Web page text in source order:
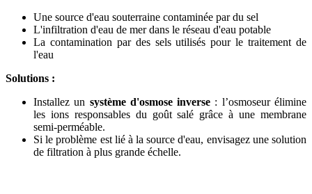
Une source d'eau souterraine contaminée par du sel
L'infiltration d'eau de mer dans le réseau d'eau potable
La contamination par des sels utilisés pour le traitement de
l'eau
Solutions :
Installez un système d'osmose inverse : l’osmoseur élimine
les ions responsables du goût salé grâce à une membrane
semi-perméable.
Si le problème est lié à la source d'eau, envisagez une solution
de filtration à plus grande échelle.